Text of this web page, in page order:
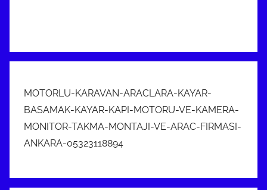
MOTORLU-KARAVAN-ARACLARA-KAYAR-
BASAMAK-KAYAR-KAPI-MOTORU-VE-KAMERA-
MONITOR-TAKMA-MONTAJI-VE-ARAC-FIRMASI-
ANKARA-05323118894